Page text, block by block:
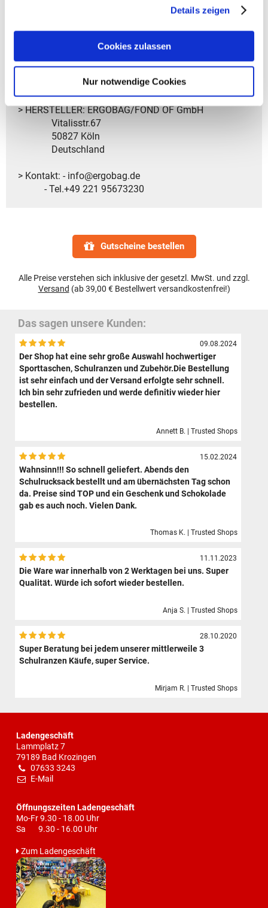
Details zeigen
Cookies zulassen
Nur notwendige Cookies
• Ergonomisch gestaltet für die Hände von Kindern
• Praktisches 2er-Set mit zusätzlicher Snackbox
• die Boxen können ineinander gestapelt werden
• Spülmaschinengeeignet bis 45 °C; nicht mikrowellen‑
oder gefriergeeignet
> HERSTELLER: ERGOBAG/FOND OF GmbH
Vitalisstr.67
50827 Köln
Deutschland
> Kontakt: - info@ergobag.de
- Tel.+49 221 95673230
Gutscheine bestellen
Alle Preise verstehen sich inklusive der gesetzl. MwSt. und zzgl.
Versand (ab 39,00 € Bestellwert versandkostenfrei!)
Das sagen unsere Kunden:
09.08.2024
Der Shop hat eine sehr große Auswahl hochwertiger
Sporttaschen, Schulranzen und Zubehör.Die Bestellung
ist sehr einfach und der Versand erfolgte sehr schnell.
Ich bin sehr zufrieden und werde definitiv wieder hier
bestellen.
Annett B. | Trusted Shops
15.02.2024
Wahnsinn!!! So schnell geliefert. Abends den
Schulrucksack bestellt und am übernächsten Tag schon
da. Preise sind TOP und ein Geschenk und Schokolade
gab es auch noch. Vielen Dank.
Thomas K. | Trusted Shops
11.11.2023
Die Ware war innerhalb von 2 Werktagen bei uns. Super
Qualität. Würde ich sofort wieder bestellen.
Anja S. | Trusted Shops
28.10.2020
Super Beratung bei jedem unserer mittlerweile 3
Schulranzen Käufe, super Service.
Mirjam R. | Trusted Shops
Ladengeschäft
Lammplatz 7
79189 Bad Krozingen
07633 3243
E-Mail
Öffnungszeiten Ladengeschäft
Mo-Fr 9.30 - 18.00 Uhr
Sa 9.30 - 16.00 Uhr
Zum Ladengeschäft